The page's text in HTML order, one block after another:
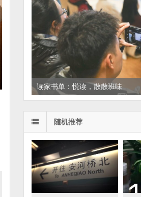
读家书单：悦读，散散班味
随机推荐